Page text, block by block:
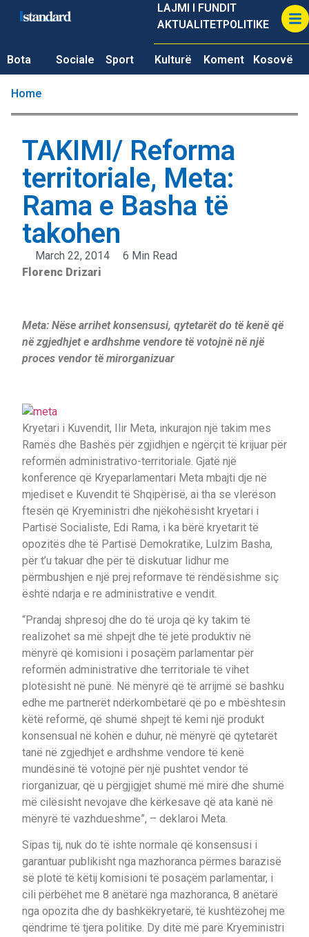
LAJMI I FUNDIT
AKTUALITETPOLITIKE
Bota Sociale Sport Kulturë Koment Kosovë
Home
TAKIMI/ Reforma
territoriale, Meta:
Rama e Basha të
takohen
March 22, 2014
6 Min Read
Florenc Drizari
Meta: Nëse arrihet konsensusi, qytetarët do të kenë që
në zgjedhjet e ardhshme vendore të votojnë në një
proces vendor të mirorganizuar
Kryetari i Kuvendit, Ilir Meta, inkurajon një takim mes
Ramës dhe Bashës për zgjidhjen e ngërçit të krijuar për
reformën administrativo-territoriale. Gjatë një
konference që Kryeparlamentari Meta mbajti dje në
mjediset e Kuvendit të Shqipërisë, ai tha se vlerëson
ftesën që Kryeministri dhe njëkohësisht kryetari i
Partisë Socialiste, Edi Rama, i ka bërë kryetarit të
opozitës dhe të Partisë Demokratike, Lulzim Basha,
për t’u takuar dhe për të diskutuar lidhur me
përmbushjen e një prej reformave të rëndësishme siç
është ndarja e re administrative e vendit.
“Prandaj shpresoj dhe do të uroja që ky takim të
realizohet sa më shpejt dhe të jetë produktiv në
mënyrë që komisioni i posaçëm parlamentar për
reformën administrative dhe territoriale të vihet
plotësisht në punë. Në mënyrë që të arrijmë së bashku
edhe me partnerët ndërkombëtarë që po e mbështesin
këtë reformë, që shumë shpejt të kemi një produkt
konsensual në kohën e duhur, në mënyrë që qytetarët
tanë në zgjedhjet e ardhshme vendore të kenë
mundësinë të votojnë për një pushtet vendor të
riorganizuar, që u përgjigjet shumë më mirë dhe shumë
më cilësisht nevojave dhe kërkesave që ata kanë në
mënyrë të vazhdueshme”, – deklaroi Meta.
Sipas tij, nuk do të ishte normale që konsensusi i
garantuar publikisht nga mazhoranca përmes barazisë
së plotë të këtij komisioni të posaçëm parlamentar, i
cili përbëhet me 8 anëtarë nga mazhoranca, 8 anëtarë
nga opozita dhe dy bashkëkryetarë, të kushtëzohej me
qëndrime të tjera politike. Dy ditë më parë Kryeministri